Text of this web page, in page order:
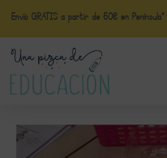
Envío GRATIS a partir de 50€ en